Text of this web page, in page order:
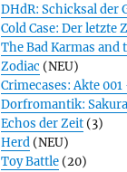
DHdR: Schicksal der
Cold Case: Der letzte
The Bad Karmas and
Zodiac (NEU)
Crimecases: Akte
Dorfromantik: Sakura
Echos der Zeit (3)
Herd (NEU)
Toy Battle (20)